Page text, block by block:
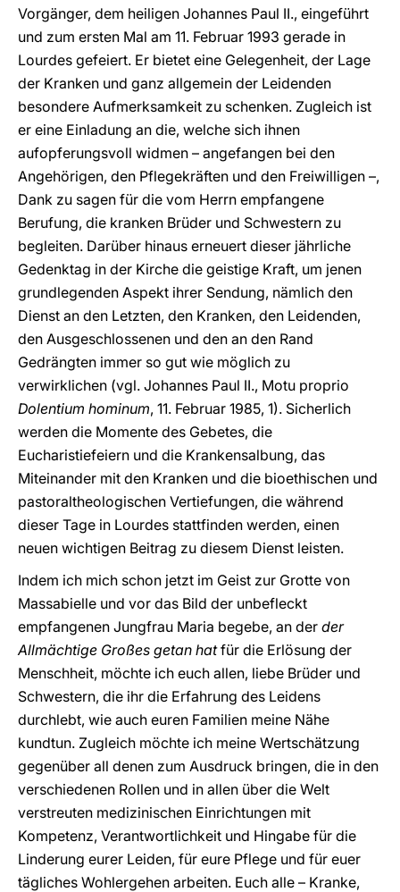
Vorgänger, dem heiligen Johannes Paul II., eingeführt
und zum ersten Mal am 11. Februar 1993 gerade in
Lourdes gefeiert. Er bietet eine Gelegenheit, der Lage
der Kranken und ganz allgemein der Leidenden
besondere Aufmerksamkeit zu schenken. Zugleich ist
er eine Einladung an die, welche sich ihnen
aufopferungsvoll widmen – angefangen bei den
Angehörigen, den Pflegekräften und den Freiwilligen –,
Dank zu sagen für die vom Herrn empfangene
Berufung, die kranken Brüder und Schwestern zu
begleiten. Darüber hinaus erneuert dieser jährliche
Gedenktag in der Kirche die geistige Kraft, um jenen
grundlegenden Aspekt ihrer Sendung, nämlich den
Dienst an den Letzten, den Kranken, den Leidenden,
den Ausgeschlossenen und den an den Rand
Gedrängten immer so gut wie möglich zu
verwirklichen (vgl. Johannes Paul II., Motu proprio
Dolentium hominum, 11. Februar 1985, 1). Sicherlich
werden die Momente des Gebetes, die
Eucharistiefeiern und die Krankensalbung, das
Miteinander mit den Kranken und die bioethischen und
pastoraltheologischen Vertiefungen, die während
dieser Tage in Lourdes stattfinden werden, einen
neuen wichtigen Beitrag zu diesem Dienst leisten.
Indem ich mich schon jetzt im Geist zur Grotte von
Massabielle und vor das Bild der unbefleckt
empfangenen Jungfrau Maria begebe, an der der
Allmächtige Großes getan hatfür die Erlösung der
Menschheit, möchte ich euch allen, liebe Brüder und
Schwestern, die ihr die Erfahrung des Leidens
durchlebt, wie auch euren Familien meine Nähe
kundtun. Zugleich möchte ich meine Wertschätzung
gegenüber all denen zum Ausdruck bringen, die in den
verschiedenen Rollen und in allen über die Welt
verstreuten medizinischen Einrichtungen mit
Kompetenz, Verantwortlichkeit und Hingabe für die
Linderung eurer Leiden, für eure Pflege und für euer
tägliches Wohlergehen arbeiten. Euch alle – Kranke,